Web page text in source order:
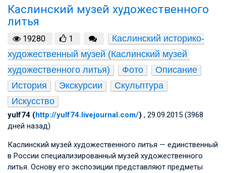
Каслинский музей художественного
литья
19280 1
Каслинский историко-
художественный музей (Каслинский музей
художественного литья)
Фото
Описание
История
Экскурсии
Скульптура
Искусство
yulf74 (http://yulf74.livejournal.com/) , 29.09.2015 (3968
дней назад)
Каслинский музей художественного литья — единственный
в России специализированный музей художественного
литья. Основу его экспозиции представляют предметы